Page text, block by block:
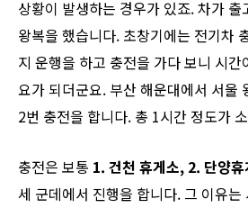
상황이 발생하는 경우가 있죠. 차가
왕복을 했습니다. 초창기에는 전기차
지 운행을 하고 충전을 가다 보니 시
요가 되더군요. 부산 해운대에서 서울
2번 충전을 합니다. 총 1시간 정도가
충전은 보통 1. 건천 휴게소, 2. 단양
세 군데에서 진행을 합니다. 그 이유는